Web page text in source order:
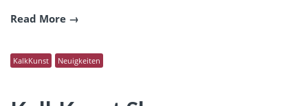
Read More
KalkKunst Neuigkeiten